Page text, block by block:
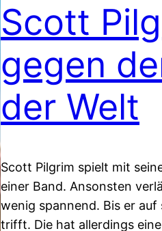
Scott
gegen
der Welt
Scott Pilgrim spielt mit
einer Band. Ansonsten
wenig spannend. Bis er auf
trifft. Die hat allerdings